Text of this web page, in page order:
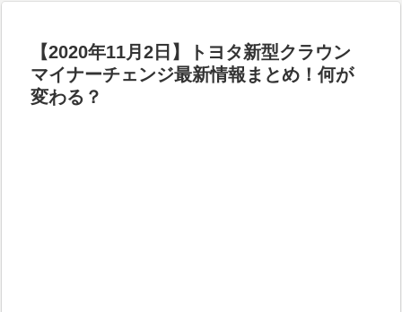
【2020年11月2日】トヨタ新型クラウン
マイナーチェンジ最新情報まとめ！何が
変わる？